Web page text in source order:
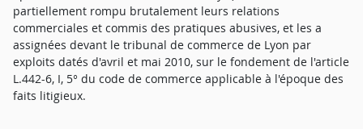
partiellement rompu brutalement leurs relations
commerciales et commis des pratiques abusives, et les a
assignées devant le tribunal de commerce de Lyon par
exploits datés d'avril et mai 2010, sur le fondement de l'article
L.442-6, I, 5° du code de commerce applicable à l'époque des
faits litigieux.